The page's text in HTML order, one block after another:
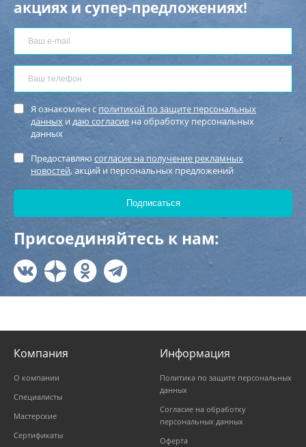
акциях и супер-предложениях!
Я ознакомлен с политикой по защите персональных
данных идаю согласие на обработку персональных
данных
Предоставляю согласие на получение рекламных
новостей, акций и персональных предложений
Присоединяйтесь к нам:
Компания
О компании
Специалисты
Мастерские
Сертификаты
Информация
Политика по защите персональных
данных
Согласие на обработку
персональных данных
Оферта